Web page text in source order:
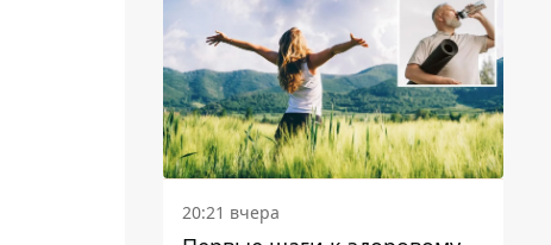
20:21 вчера